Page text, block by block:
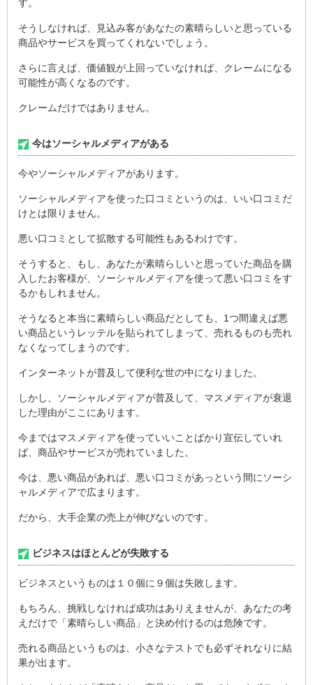
す。
そうしなければ、見込み客があなたの素晴らしいと思っている
商品やサービスを買ってくれないでしょう。
さらに言えば、価値観が上回っていなければ、クレームになる
可能性が高くなるのです。
クレームだけではありません。
今はソーシャルメディアがある
今やソーシャルメディアがあります。
ソーシャルメディアを使った口コミというのは、いい口コミだ
けとは限りません。
悪い口コミとして拡散する可能性もあるわけです。
そうすると、もし、あなたが素晴らしいと思っていた商品を購
入したお客様が、ソーシャルメディアを使って悪い口コミをす
るかもしれません。
そうなると本当に素晴らしい商品だとしても、1つ間違えば悪
い商品というレッテルを貼られてしまって、売れるものも売れ
なくなってしまうのです。
インターネットが普及して便利な世の中になりました。
しかし、ソーシャルメディアが普及して、マスメディアが衰退
した理由がここにあります。
今まではマスメディアを使っていいことばかり宣伝していれ
ば、商品やサービスが売れていました。
今は、悪い商品があれば、悪い口コミがあっという間にソーシ
ャルメディアで広まります。
だから、大手企業の売上が伸びないのです。
ビジネスはほとんどが失敗する
ビジネスというものは１０個に９個は失敗します。
もちろん、挑戦しなければ成功はありえませんが、あなたの考
えだけで「素晴らしい商品」と決め付けるのは危険です。
売れる商品というものは、小さなテストでも必ずそれなりに結
果が出ます。